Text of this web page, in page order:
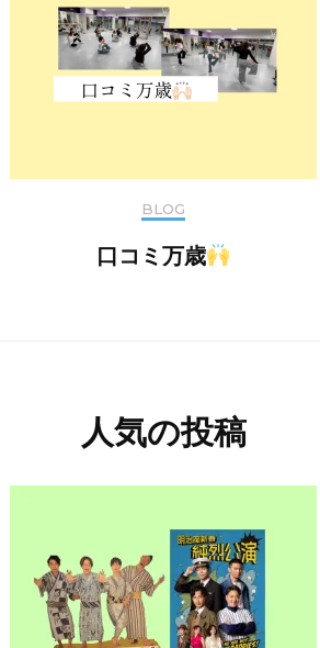
BLOG
口コミ万歳
人気の投稿